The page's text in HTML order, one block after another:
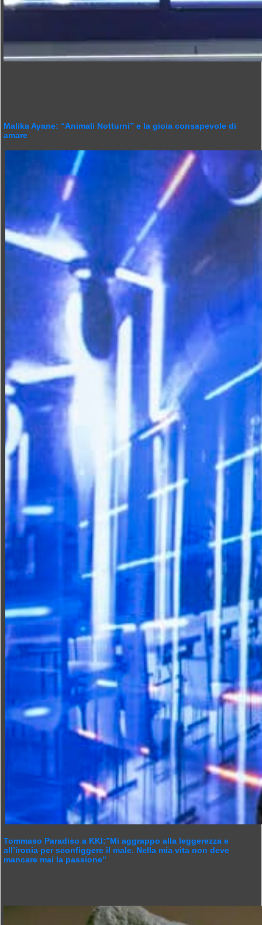
Malika Ayane: “Animali Notturni” e la gioia consapevole di
amare
Tommaso Paradiso a KKI:”Mi aggrappo alla leggerezza e
all’ironia per sconfiggere il male. Nella mia vita non deve
mancare mai la passione”